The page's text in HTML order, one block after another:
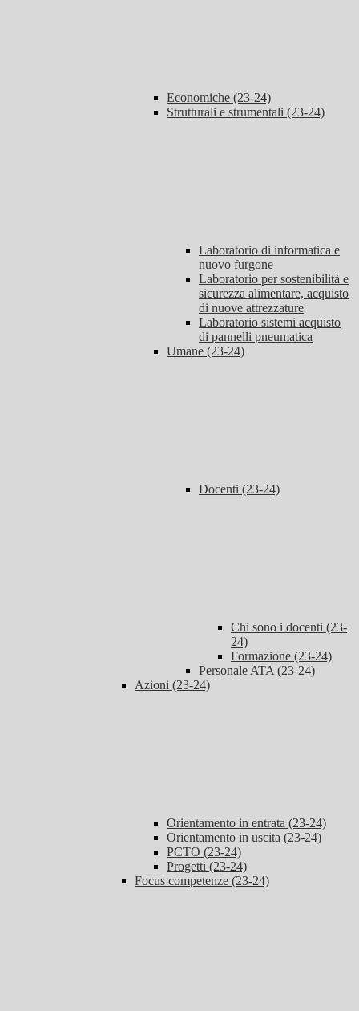
Economiche (23-24)
Strutturali e strumentali (23-24)
Laboratorio di informatica e
nuovo furgone
Laboratorio per sostenibilità e
sicurezza alimentare, acquisto
di nuove attrezzature
Laboratorio sistemi acquisto
di pannelli pneumatica
Umane (23-24)
Docenti (23-24)
Chi sono i docenti (23-
24)
Formazione (23-24)
Personale ATA (23-24)
Azioni (23-24)
Orientamento in entrata (23-24)
Orientamento in uscita (23-24)
PCTO (23-24)
Progetti (23-24)
Focus competenze (23-24)